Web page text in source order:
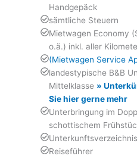
Handgepäck
sämtliche Steuern
Mietwagen Economy
o.ä.) inkl. aller
(Mietwagen Service
landestypische B&B
Mittelklasse »
Sie hier gerne mehr
Unterbringung im
schottischem
Reiseführer